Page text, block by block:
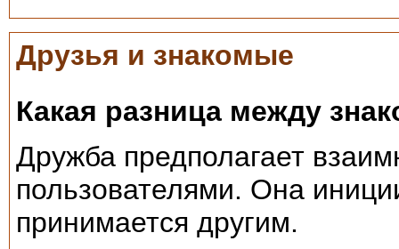
Друзья и знакомые
Какая разница между
Дружба предполагает
пользователями. Она
принимается другим.